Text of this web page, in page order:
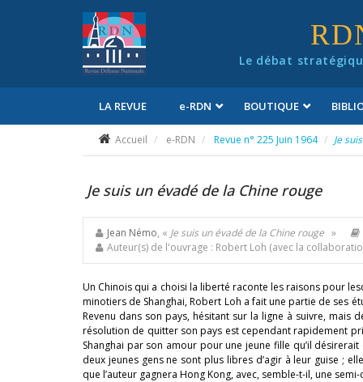
Le débat
LA REVUE e-RDN BOUTIQUE
Accueil e-RDN Revue n° 225 Juin 1964 Je
Je suis un évadé de la Chine rouge
Jean Némo, « Je suis un évadé de la Chine rouge »
Auteur(s) de l'ouvrage : Robert Loh (avec la
Un Chinois qui a choisi la liberté raconte les raisons pour
minotiers de Shanghai, Robert Loh a fait une partie de ses
Revenu dans son pays, hésitant sur la ligne à suivre, mais
résolution de quitter son pays est cependant rapidement
Shanghai par son amour pour une jeune fille qu’il
deux jeunes gens ne sont plus libres d’agir à leur guise ;
que l’auteur gagnera Hong Kong, avec, semble-t-il, une